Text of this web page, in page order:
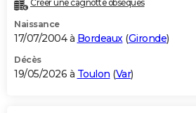
Créer une cagnotte obsèques
Naissance
17/07/2004 à Bordeaux(Gironde)
Décès
19/05/2026 à Toulon (Var)